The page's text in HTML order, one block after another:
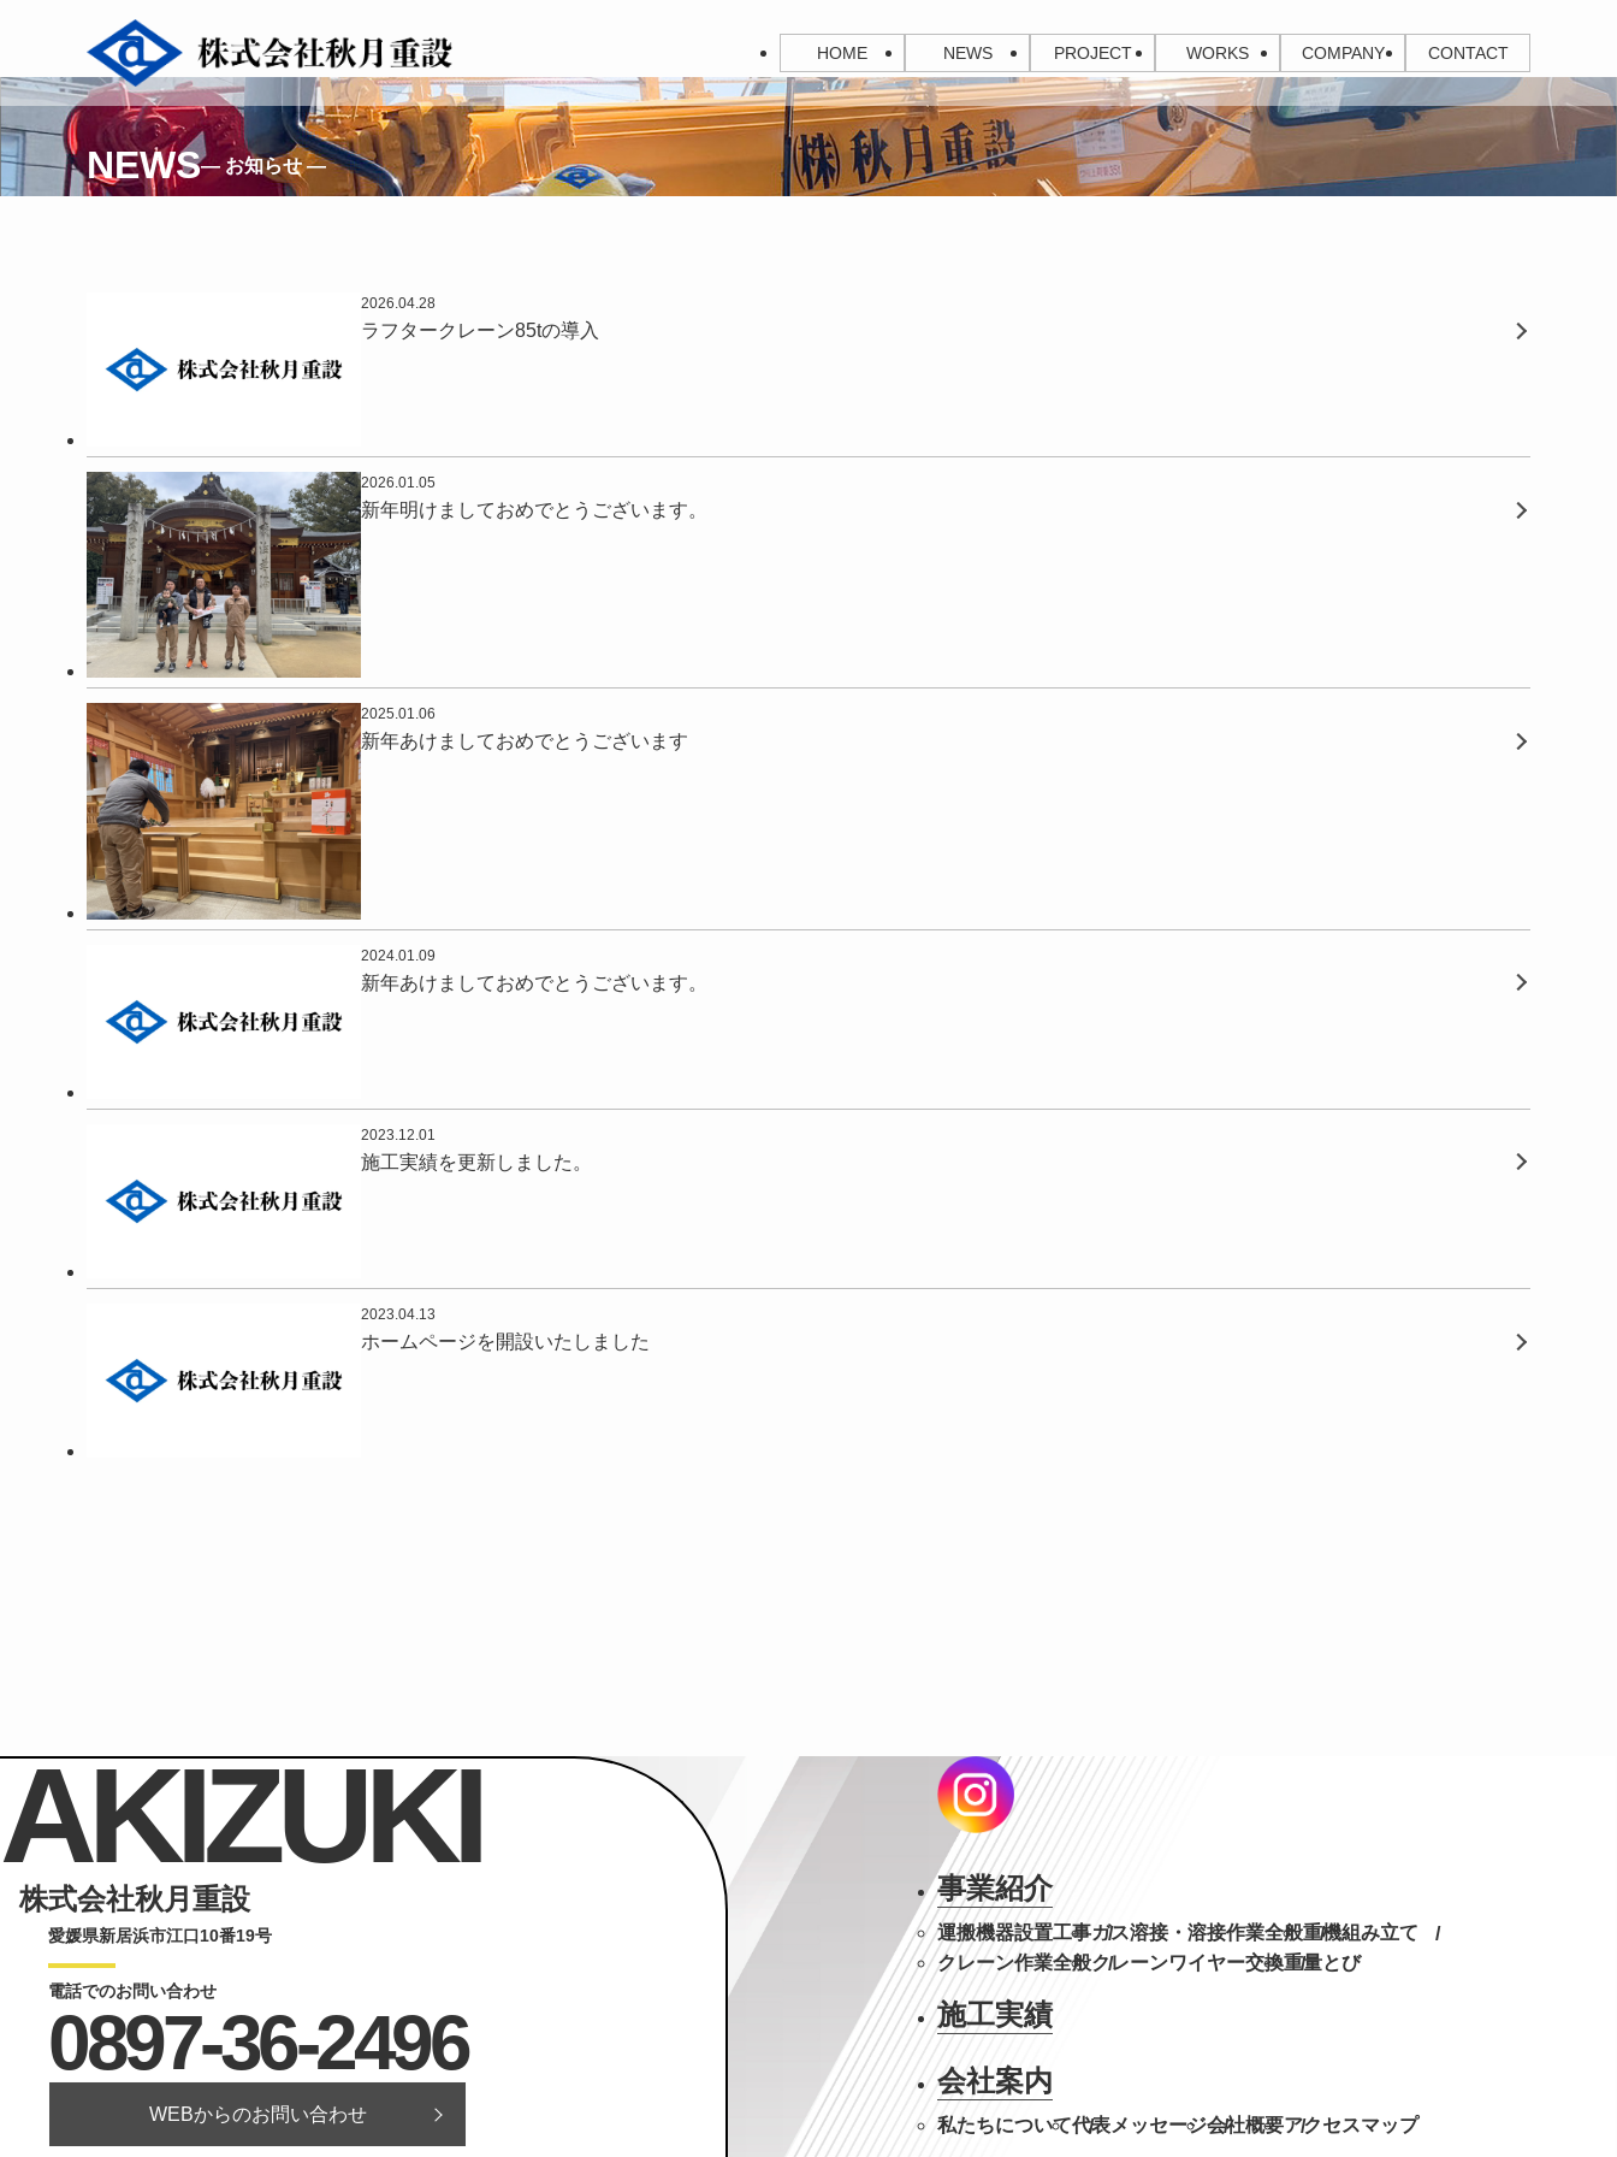
HOME NEWS PROJECT WORKS COMPANY CONTACT
NEWS— お知らせ —
2026.04.28
ラフタークレーン85tの導入
2026.01.05
新年明けましておめでとうございます。
2025.01.06
新年あけましておめでとうございます
2024.01.09
新年あけましておめでとうございます。
2023.12.01
施工実績を更新しました。
2023.04.13
ホームページを開設いたしました
AKIZUKI
株式会社秋月重設
愛媛県新居浜市江口10番19号
電話でのお問い合わせ
0897-36-2496
WEBからのお問い合わせ
事業紹介
運搬機器設置工事ガス溶接・溶接作業全般重機組み立て
クレーン作業全般クレーンワイヤー交換重量とび
施工実績
会社案内
私たちについて代表メッセージ会社概要アクセスマップ